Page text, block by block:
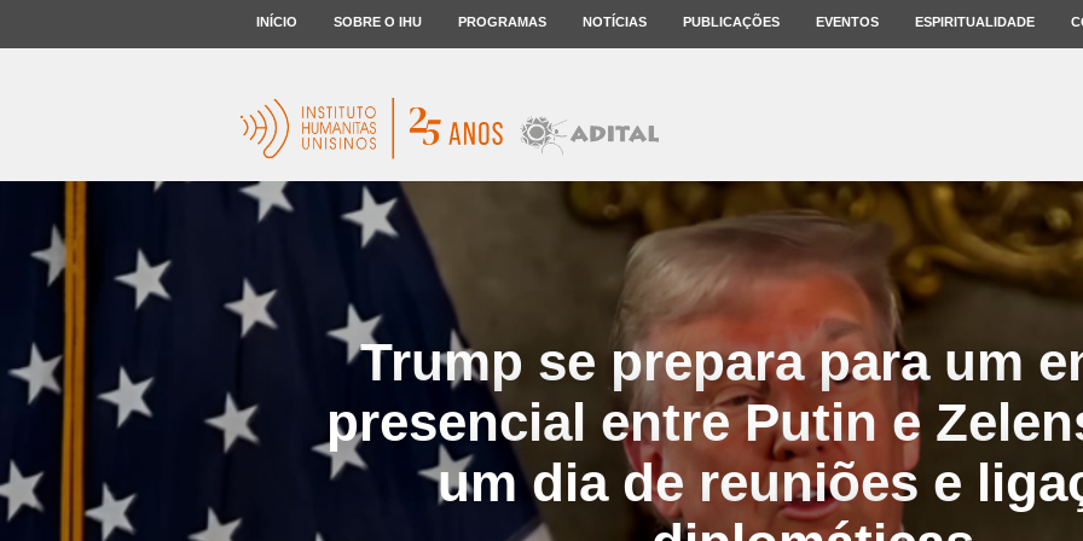
INÍCIO SOBRE O IHU PROGRAMAS NOTÍCIAS PUBLICAÇÕES EVENTOS ESPIRITUALIDADE
Trump se prepara para um
presencial entre Putin e
um dia de reuniões e